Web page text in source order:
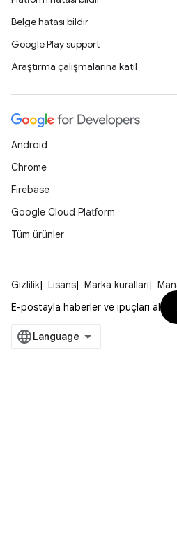
Belge hatası bildir
Google Play support
Araştırma çalışmalarına katıl
Android
Chrome
Firebase
Google Cloud Platform
Tüm ürünler
Gizlilik Lisans Marka kuralları
E-postayla haberler ve ipuçları al